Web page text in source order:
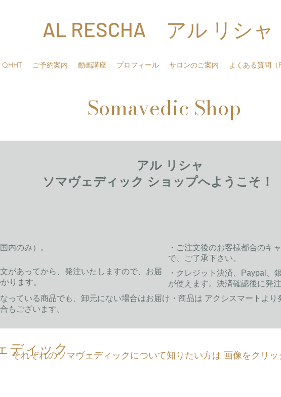
AL RESCHA アル リシャ
QHHT ご予約案内 動画講座 プロフィール サロンのご案内 よくある質問（
Somavedic Shop
アル リシャ
ソマヴェディック ショップへようこそ！
内のみ）。
があってから、発注いたしますので、お届
ります。
・ご注文後のお客様都合のキ
で、ご了承下さい。
・クレジット決済、Paypal、
が使えます。決済確認後に発
っている商品でも、卸元にない場合はお届け
もございます。
・商品は アクシスマートより
ディック
それぞれのソマヴェディックについて知りたい方は 画像をクリ